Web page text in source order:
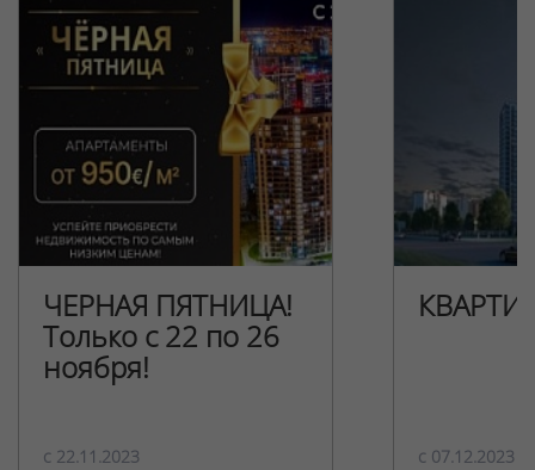
ЧЕРНАЯ ПЯТНИЦА!
Только с 22 по 26
ноября!
c 22.11.2023 c 07.12.2023